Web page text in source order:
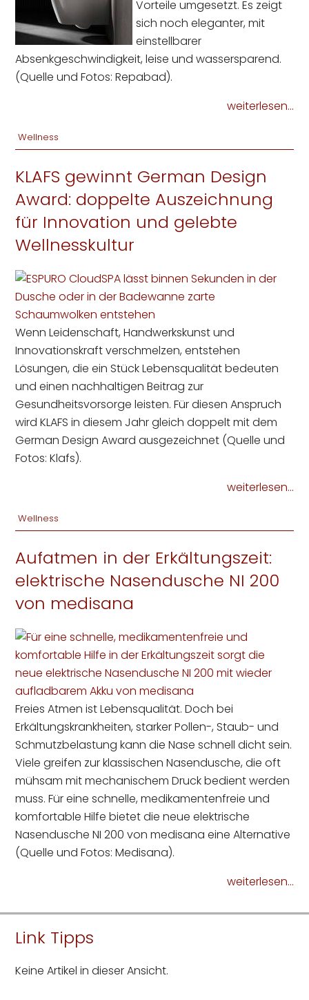
Vorteile umgesetzt. Es zeigt
sich noch eleganter, mit
einstellbarer
Absenkgeschwindigkeit, leise und wassersparend.
(Quelle und Fotos: Repabad).
weiterlesen...
Wellness
KLAFS gewinnt German Design
Award: doppelte Auszeichnung
für Innovation und gelebte
Wellnesskultur
Wenn Leidenschaft, Handwerkskunst und
Innovationskraft verschmelzen, entstehen
Lösungen, die ein Stück Lebensqualität bedeuten
und einen nachhaltigen Beitrag zur
Gesundheitsvorsorge leisten. Für diesen Anspruch
wird KLAFS in diesem Jahr gleich doppelt mit dem
German Design Award ausgezeichnet (Quelle und
Fotos: Klafs).
weiterlesen...
Wellness
Aufatmen in der Erkältungszeit:
elektrische Nasendusche NI 200
von medisana
Freies Atmen ist Lebensqualität. Doch bei
Erkältungskrankheiten, starker Pollen-, Staub- und
Schmutzbelastung kann die Nase schnell dicht sein.
Viele greifen zur klassischen Nasendusche, die oft
mühsam mit mechanischem Druck bedient werden
muss. Für eine schnelle, medikamentenfreie und
komfortable Hilfe bietet die neue elektrische
Nasendusche NI 200 von medisana eine Alternative
(Quelle und Fotos: Medisana).
weiterlesen...
Link Tipps
Keine Artikel in dieser Ansicht.